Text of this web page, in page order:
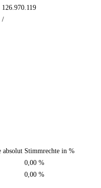
126.970.119
/
absolut Stimmrechte in %
0,00 %
0,00 %